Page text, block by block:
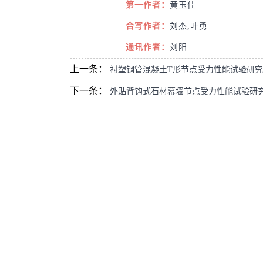
第一作者： 黄玉佳
合写作者： 刘杰,叶勇
通讯作者： 刘阳
上一条： 衬塑钢管混凝土T形节点受力性能试验研究
下一条： 外贴背钩式石材幕墙节点受力性能试验研